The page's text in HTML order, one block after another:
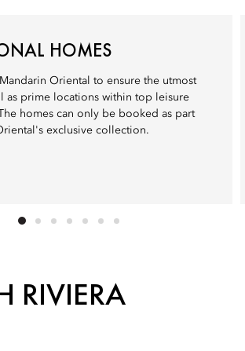
HOMES
Oriental to ensure the utmost
as prime locations within top leisure
homes can only be booked as part
exclusive collection.
RIVIERA